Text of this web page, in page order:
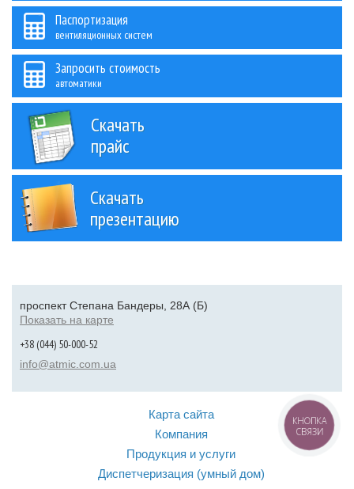
Паспортизация
вентиляционных систем
Запросить стоимость
автоматики
Скачать
прайс
Скачать
презентацию
проспект Степана Бандеры, 28А (Б)
Показать на карте
+38 (044) 50-000-52
info@atmic.com.ua
Карта сайта
Компания
Продукция и услуги
Диспетчеризация (умный дом)
КНОПКА
СВЯЗИ